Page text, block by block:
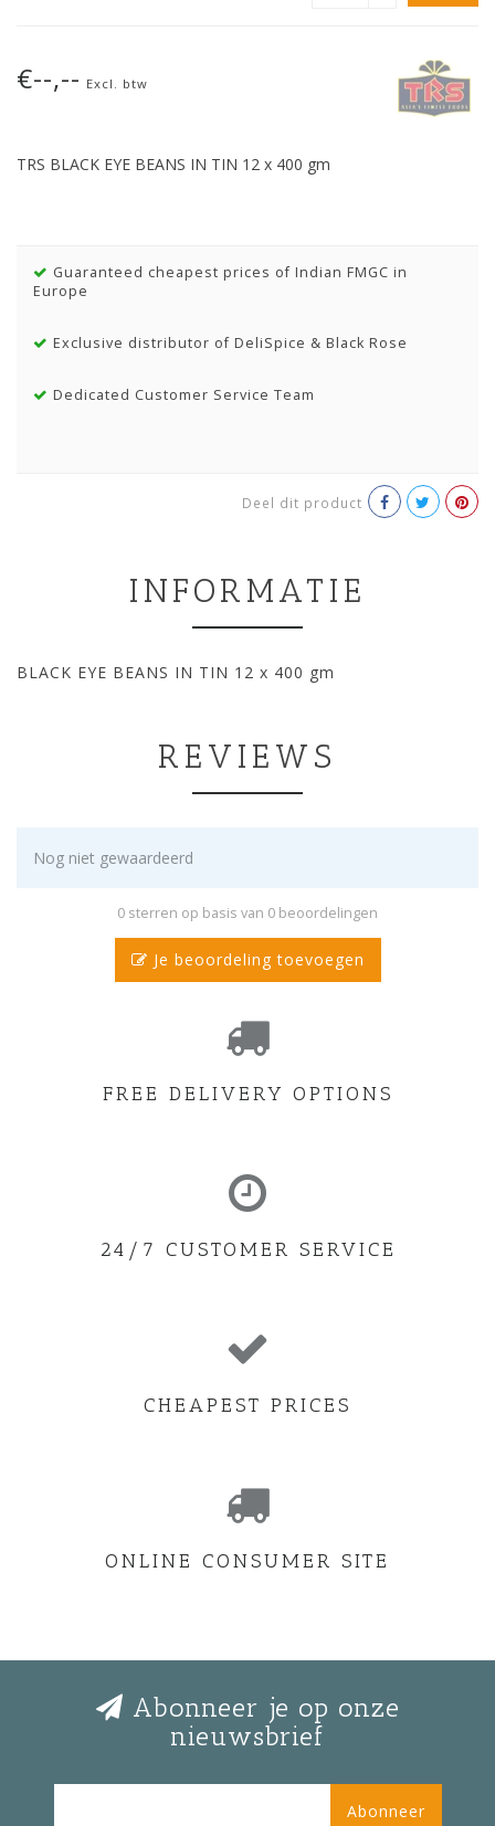
€--,-- Excl. btw
TRS BLACK EYE BEANS IN TIN 12 x 400 gm
Guaranteed cheapest prices of Indian FMGC in
Europe
Exclusive distributor of DeliSpice & Black Rose
Dedicated Customer Service Team
Deel dit product
INFORMATIE
BLACK EYE BEANS IN TIN 12 x 400 gm
REVIEWS
Nog niet gewaardeerd
0 sterren op basis van 0 beoordelingen
Je beoordeling toevoegen
FREE DELIVERY OPTIONS
24/7 CUSTOMER SERVICE
CHEAPEST PRICES
ONLINE CONSUMER SITE
Abonneer je op onze
nieuwsbrief
Abonneer